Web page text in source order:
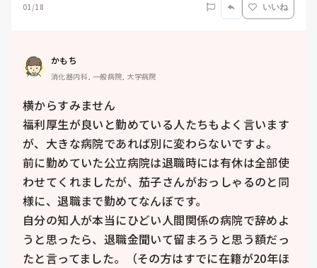
01/18 いいね
かもち
消化器内科, 一般病院, 大学病院
横からすみません
福利厚生が良いと勤めている人たちもよく言います
が、大きな病院であれば別に変わらないですよ。
前に勤めていた公立病院は退職時には有休は全部使
わせてくれましたが、茄子さんがおっしゃるのと同
様に、退職まで勤めてなんぼです。
自分の知人が本当にひどい人間関係の病院で辞めよ
うと思ったら、退職金聞いて留まろうと思う額だっ
たと言ってました。（その方はすでに在籍が20年ほ